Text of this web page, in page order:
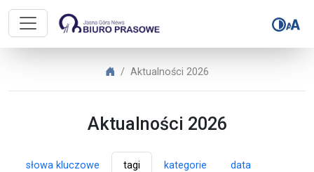
Biuro Prasowe Jasnej Góry –
Biuro Prasowe Jasnej Góry
Aktualności 2026
Aktualności 2026
słowa kluczowe tagi kategorie data